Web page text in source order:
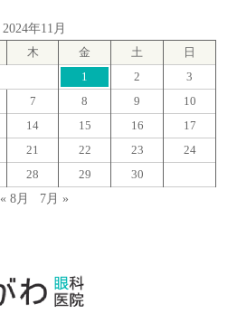
2024年11月
木 金 土
日
1
2
3
7 8 9
10
14 15 16
17
21 22 23
24
28 29 30
« 8月 7月 »